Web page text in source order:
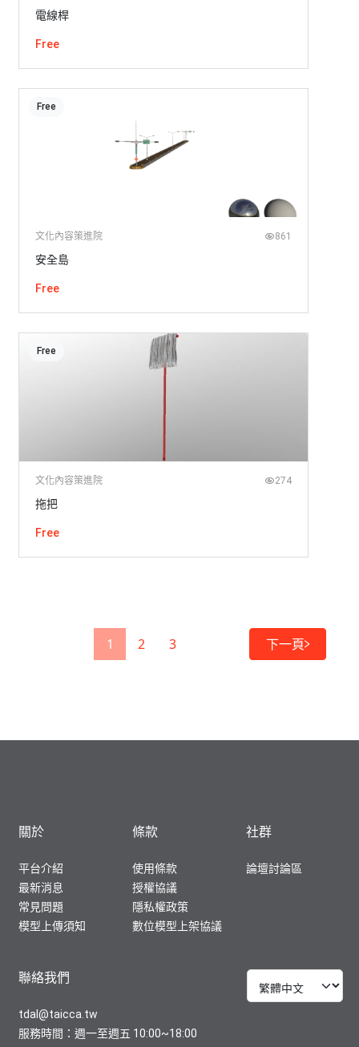
電線桿
Free
Free
文化內容策進院 861
安全島
Free
Free
文化內容策進院 274
拖把
Free
1 2 3 下一頁
關於
平台介紹
最新消息
常見問題
模型上傳須知
條款
使用條款
授權協議
隱私權政策
數位模型上架協議
社群
論壇討論區
聯絡我們
tdal@taicca.tw
服務時間：週一至週五 10:00~18:00